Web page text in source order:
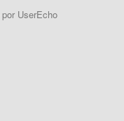
por UserEcho